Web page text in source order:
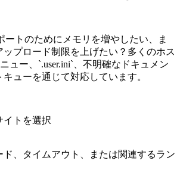
ートのためにメモリを増やしたい、ま
ップロード制限を上げたい？多くのホス
ュー、`.user.ini`、不明確なドキュメン
キューを通じて対応しています。
イトを選択
ド、タイムアウト、または関連するラン